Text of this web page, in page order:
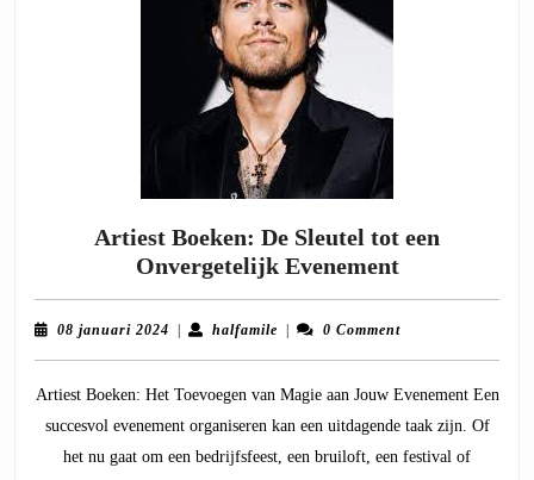
Artiest Boeken: De Sleutel tot een
Onvergetelijk EvenementArtiest
Boeken:
De
een
Evenement
08 januari 2024 08| halfamilehalfamile
| 0 Comment
Artiest Boeken: Het Toevoegen van Magie aan Jouw Evenement Een
succesvol evenement organiseren kan een uitdagende taak zijn. Of
het nu gaat om een bedrijfsfeest, een bruiloft, een festival of